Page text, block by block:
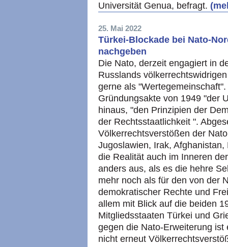
Universität Genua, befragt.
25. Mai 2022
Türkei-Blockade bei Nato-
nachgeben
Die Nato, derzeit engagiert in
Russlands
gerne als
Gründungsakte von 1949 "der
hinaus, "den Prinzipien der
der Rechtsstaatlichkeit ".
Völkerrechtsverstößen der
Jugoslawien, Irak,
die Realität auch im Inneren
anders aus, als es die hehre
mehr noch als für den von der
demokratischer Rechte und
allem mit Blick auf die beiden
Mitgliedsstaaten Türkei und
gegen die Nato-Erweiterung
nicht erneut